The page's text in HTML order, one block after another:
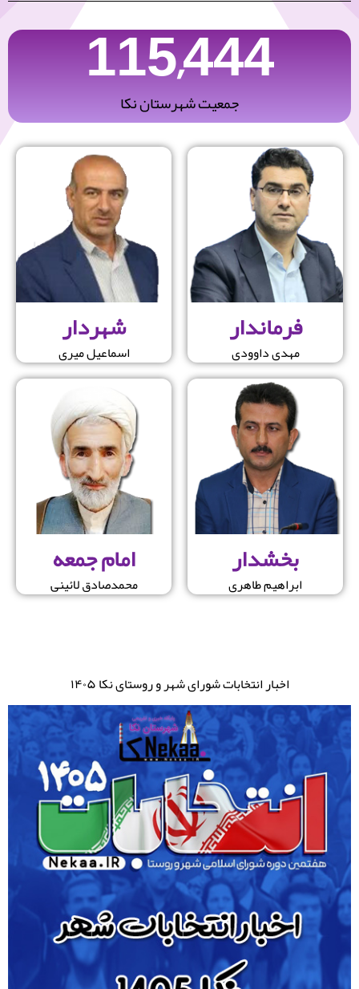
115,444
جمعیت شهرستان نکا
فرماندار
مهدی داوودی
بخشدار
ابراهیم طاهری
شهردار
اسماعیل میری
امام جمعه
محمدصادق لائینی
اخبار انتخابات شورای شهر و روستای نکا ۱۴۰۵